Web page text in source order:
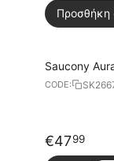
Προσθήκη
Saucony
CODE:
€4799